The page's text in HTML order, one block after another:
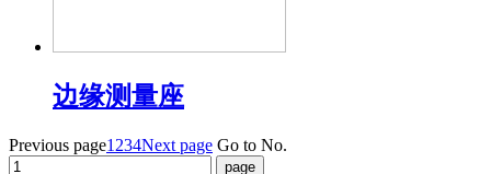
边缘测量座
Previous page1 234Next page Go to No.